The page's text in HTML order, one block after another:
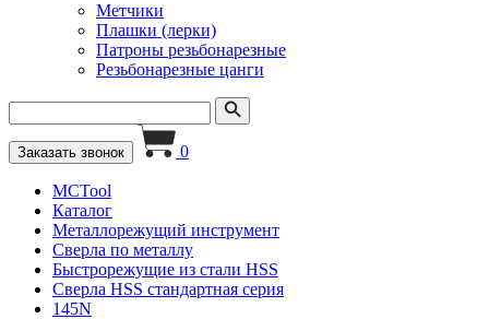
Метчики
Плашки (лерки)
Патроны резьбонарезные
Резьбонарезные цанги
Заказать звонок 0
MCTool
Каталог
Металлорежущий инструмент
Сверла по металлу
Быстрорежущие из стали HSS
Сверла HSS стандартная серия
145N